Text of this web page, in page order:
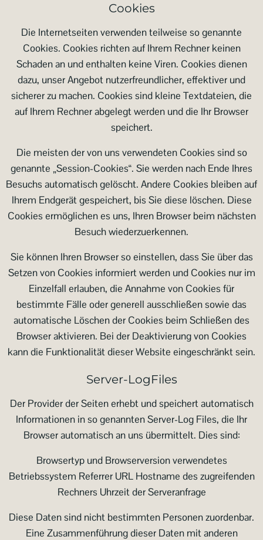
Cookies
Die Internetseiten verwenden teilweise so genannte
Cookies. Cookies richten auf Ihrem Rechner keinen
Schaden an und enthalten keine Viren. Cookies dienen
dazu, unser Angebot nutzerfreundlicher, effektiver und
sicherer zu machen. Cookies sind kleine Textdateien, die
auf Ihrem Rechner abgelegt werden und die Ihr Browser
speichert.
Die meisten der von uns verwendeten Cookies sind so
genannte „Session-Cookies“. Sie werden nach Ende Ihres
Besuchs automatisch gelöscht. Andere Cookies bleiben auf
Ihrem Endgerät gespeichert, bis Sie diese löschen. Diese
Cookies ermöglichen es uns, Ihren Browser beim nächsten
Besuch wiederzuerkennen.
Sie können Ihren Browser so einstellen, dass Sie über das
Setzen von Cookies informiert werden und Cookies nur im
Einzelfall erlauben, die Annahme von Cookies für
bestimmte Fälle oder generell ausschließen sowie das
automatische Löschen der Cookies beim Schließen des
Browser aktivieren. Bei der Deaktivierung von Cookies
kann die Funktionalität dieser Website eingeschränkt sein.
Server-LogFiles
Der Provider der Seiten erhebt und speichert automatisch
Informationen in so genannten Server-Log Files, die Ihr
Browser automatisch an uns übermittelt. Dies sind:
Browsertyp und Browserversion verwendetes
Betriebssystem Referrer URL Hostname des zugreifenden
Rechners Uhrzeit der Serveranfrage
Diese Daten sind nicht bestimmten Personen zuordenbar.
Eine Zusammenführung dieser Daten mit anderen